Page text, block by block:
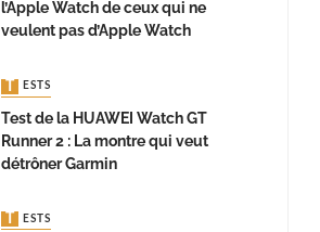
l’Apple Watch de ceux qui ne
veulent pas d’Apple Watch
TESTS
Test de la HUAWEI Watch GT
Runner 2 : La montre qui veut
détrôner Garmin
TESTS